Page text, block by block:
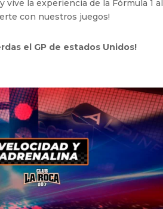
la experiencia de la Fórmula 1 al
con nuestros juegos!
el GP de estados Unidos!